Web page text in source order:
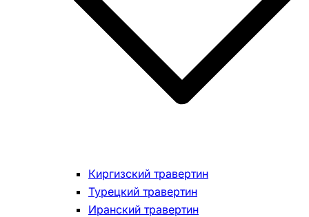
Киргизский травертин
Турецкий травертин
Иранский травертин